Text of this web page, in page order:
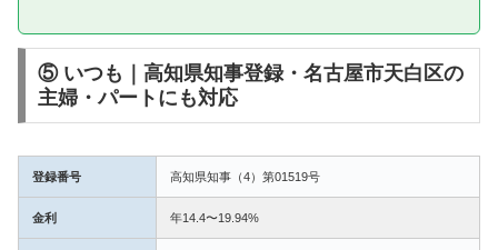
⑤ いつも｜高知県知事登録・名古屋市天白区の
主婦・パートにも対応
登録番号 高知県知事（4）第01519号
金利 年14.4〜19.94%